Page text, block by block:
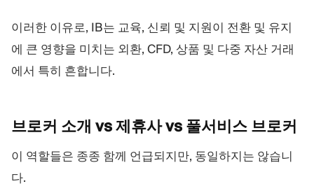
이러한 이유로, IB는 교육, 신뢰 및 지원이 전환 및 유지
에 큰 영향을 미치는 외환, CFD, 상품 및 다중 자산 거래
에서 특히 흔합니다.
브로커 소개 vs 제휴사 vs 풀서비스 브로커
이 역할들은 종종 함께 언급되지만, 동일하지는 않습니
다.